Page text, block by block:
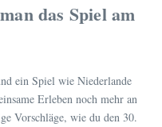
das Spiel am
ein Spiel wie Niederlande
Erleben noch mehr an
Vorschläge, wie du den 30.